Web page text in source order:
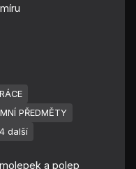
PŘEDMĚTY
další
a polep